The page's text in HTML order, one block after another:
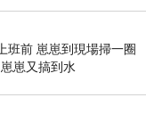
運長透過網路數據
下，不能僅用一種
數據瞭解消費者喜
班前 崽崽到現場掃一圈
崽又搞到水